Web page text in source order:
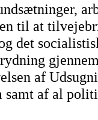
til at
det
af
samt af al